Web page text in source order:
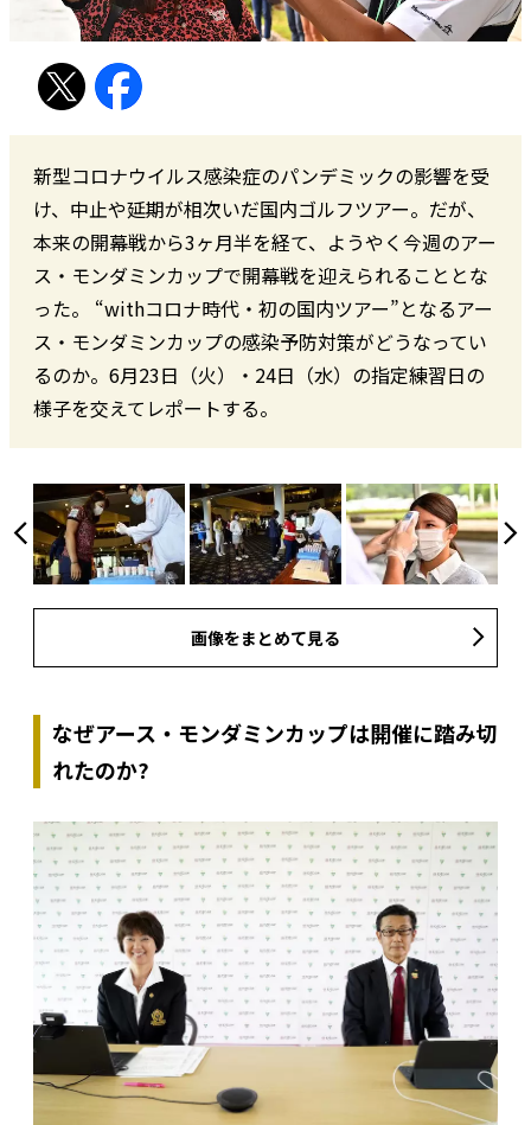
新型コロナウイルス感染症のパンデミックの影響を受
け、中止や延期が相次いだ国内ゴルフツアー。だが、
本来の開幕戦から3ヶ月半を経て、ようやく今週のアー
ス・モンダミンカップで開幕戦を迎えられることとな
った。 “withコロナ時代・初の国内ツアー”となるアー
ス・モンダミンカップの感染予防対策がどうなってい
るのか。6月23日（火）・24日（水）の指定練習日の
様子を交えてレポートする。
画像をまとめて見る
なぜアース・モンダミンカップは開催に踏み切
れたのか?